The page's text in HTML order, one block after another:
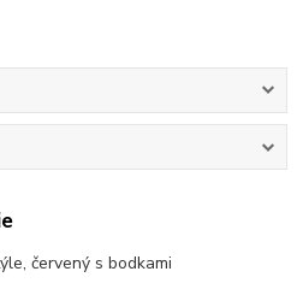
červený s bodkami